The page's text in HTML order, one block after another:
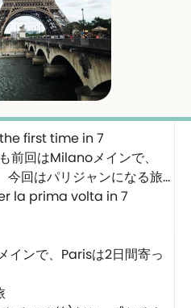
la prima volta in 7
インで、Parisは2日間寄っ